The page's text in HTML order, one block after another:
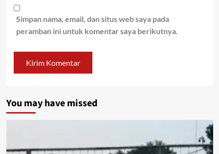
Simpan nama, email, dan situs web saya pada
peramban ini untuk komentar saya berikutnya.
You may have missed